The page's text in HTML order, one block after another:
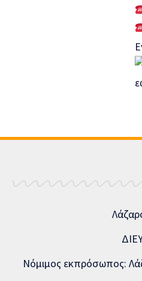
Νόμιμος εκπρόσωπος: